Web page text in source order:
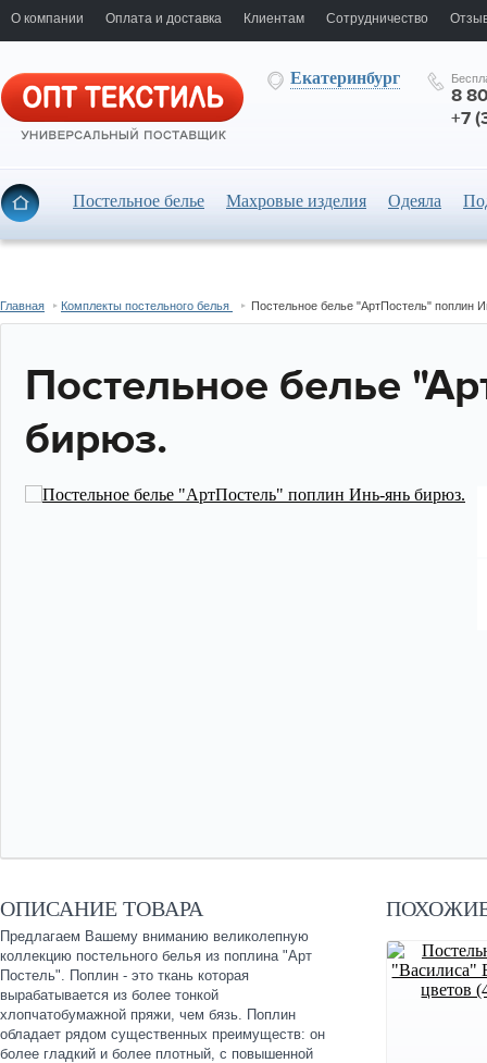
О компании Оплата и доставка Клиентам Сотрудничество
Екатеринбург
8
+7
Постельное белье Махровые изделия Одеяла
Главная Комплекты постельного белья Постельное белье "АртПостель" поплин
Постельное белье
бирюз.
ОПИСАНИЕ ТОВАРА
Предлагаем Вашему вниманию великолепную
коллекцию постельного белья из поплина "Арт
Постель". Поплин - это ткань которая
вырабатывается из более тонкой
хлопчатобумажной пряжи, чем бязь. Поплин
обладает рядом существенных преимуществ: он
более гладкий и более плотный, с повышенной